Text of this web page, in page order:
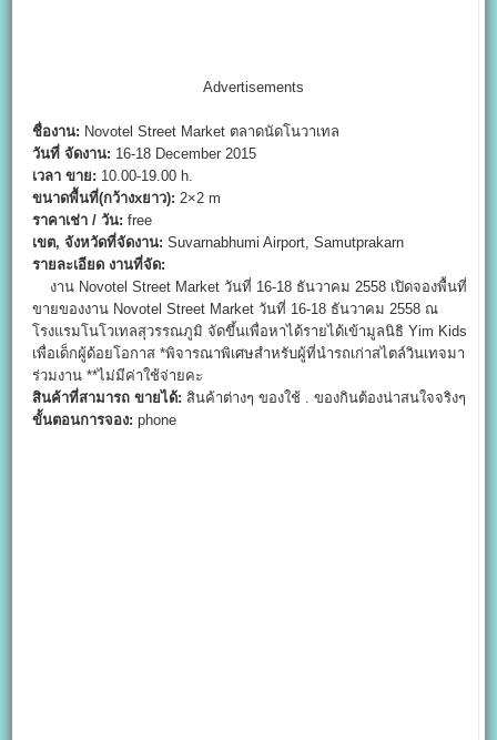
Advertisements
ชื่องาน: Novotel Street Market ตลาดนัดโนวาเทล
วันที่ จัดงาน: 16-18 December 2015
เวลา ขาย: 10.00-19.00 h.
ขนาดพื้นที่(กว้างxยาว): 2×2 m
ราคาเช่า / วัน: free
เขต, จังหวัดที่จัดงาน: Suvarnabhumi Airport, Samutprakarn
รายละเอียด งานที่จัด:
งาน Novotel Street Market วันที่ 16-18 ธันวาคม 2558 เปิดจองพื้นที่
ขายของงาน Novotel Street Market วันที่ 16-18 ธันวาคม 2558 ณ
โรงแรมโนโวเทลสุวรรณภูมิ จัดขึ้นเพื่อหาได้รายได้เข้ามูลนิธิ Yim Kids
เพื่อเด็กผู้ด้อยโอกาส *พิจารณาพิเศษสำหรับผู้ที่นำรถเก่าสไตล์วินเทจมา
ร่วมงาน **ไม่มีค่าใช้จ่ายคะ
สินค้าที่สามารถ ขายได้: สินค้าต่างๆ ของใช้ . ของกินต้องน่าสนใจจริงๆ
ขั้นตอนการจอง: phone